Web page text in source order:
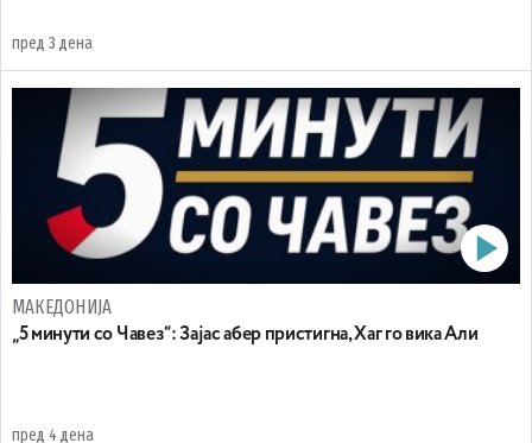
пред 3 дена
МАКЕДОНИЈА
„5 минути со Чавез“: Зајас абер пристигна, Хаг го вика Али
пред 4 дена